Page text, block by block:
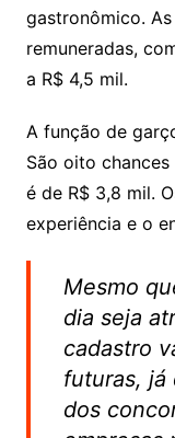
gastronômico.
remuneradas,
a R$ 4,5 mil.
A função de
São oito
é de R$ 3,8 mil.
experiência e o
Mesmo
dia seja
cadastro
futuras, já
dos